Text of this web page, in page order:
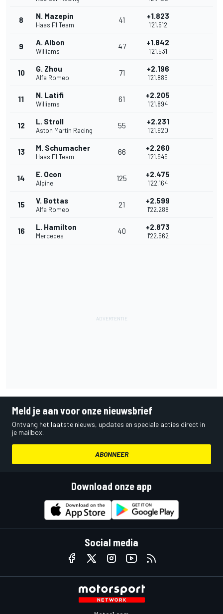
8 N. Mazepin
Haas F1 Team
41 +1.823
1'21.512
9 A. Albon
Williams
47 +1.842
1'21.531
10 G. Zhou
Alfa Romeo
71 +2.196
1'21.885
11 N. Latifi
Williams
61 +2.205
1'21.894
12 L. Stroll
Aston Martin Racing
55 +2.231
1'21.920
13 M. Schumacher
Haas F1 Team
66 +2.260
1'21.949
14 E. Ocon
Alpine
125 +2.475
1'22.164
15 V. Bottas
Alfa Romeo
21 +2.599
1'22.288
16 L. Hamilton
Mercedes
40 +2.873
1'22.562
Meld je aan voor onze nieuwsbrief
Ontvang het laatste nieuws, updates en speciale acties direct in
je mailbox.
ABONNEER
Download onze app
Social media